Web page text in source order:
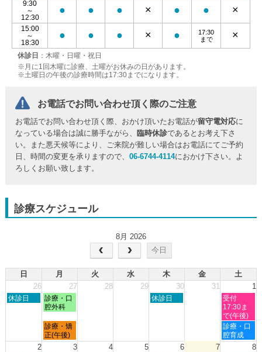
休診日 ：木曜・日曜・祝日
※月に1回木曜に診療、土曜がお休みの日があります。
※土曜日の午後の診療時間は17:30までになります。
9:30
～
12:30
● ● ● × ● ● ×
15:00
～
18:30
● ● ● × ●
17:30
まで
×
お電話でお問い合わせ頂く際のご注意
お電話でお問い合わせ頂く際、おかけ頂いたお電話が留守電対応に
なっている場合は誠に勝手ながら、
臨時休診であるとお考え下さ
い。また悪天候等により、ご来院が難しい場合はお電話にてご予約
日、時間の変更を承りますので、06-6744-4114におかけ下さい。よ
ろしくお願い致します。
診療スケジュール
8月 2026
今日
日 月 火 水 木 金
土
26
27 28 29 30 31 1
日
26th
休診日
月
曜
7
月
27th
診療・口
腔外科
木
30th
休診日
土
曜
日,
8
月
1st
受付
17:30ま
で(午後)
月
曜
日,
診療・矯
正(午後)
土
曜
日,
診療・口
腔育成
2 3 4 5 6 7 8